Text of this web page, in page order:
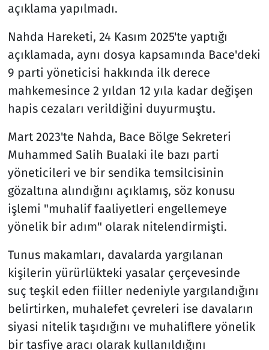
açıklama yapılmadı.
Nahda Hareketi, 24 Kasım 2025'te yaptığı
açıklamada, aynı dosya kapsamında Bace'deki
9 parti yöneticisi hakkında ilk derece
mahkemesince 2 yıldan 12 yıla kadar değişen
hapis cezaları verildiğini duyurmuştu.
Mart 2023'te Nahda, Bace Bölge Sekreteri
Muhammed Salih Bualaki ile bazı parti
yöneticileri ve bir sendika temsilcisinin
gözaltına alındığını açıklamış, söz konusu
işlemi "muhalif faaliyetleri engellemeye
yönelik bir adım" olarak nitelendirmişti.
Tunus makamları, davalarda yargılanan
kişilerin yürürlükteki yasalar çerçevesinde
suç teşkil eden fiiller nedeniyle yargılandığını
belirtirken, muhalefet çevreleri ise davaların
siyasi nitelik taşıdığını ve muhaliflere yönelik
bir tasfiye aracı olarak kullanıldığını